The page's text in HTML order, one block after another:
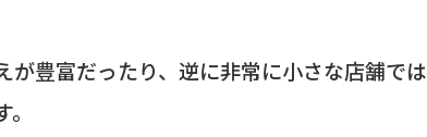
豊富だったり、逆に非常に小さな店舗では